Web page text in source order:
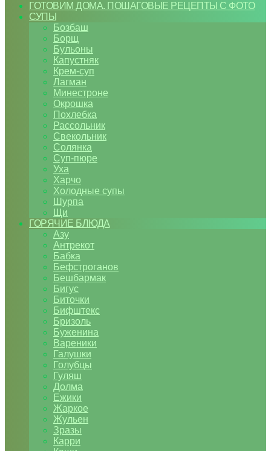
ГОТОВИМ ДОМА. ПОШАГОВЫЕ РЕЦЕПТЫ С ФОТО
СУПЫ
Бозбаш
Борщ
Бульоны
Капустняк
Крем-суп
Лагман
Минестроне
Окрошка
Похлебка
Рассольник
Свекольник
Солянка
Суп-пюре
Уха
Харчо
Холодные супы
Шурпа
Щи
ГОРЯЧИЕ БЛЮДА
Азу
Антрекот
Бабка
Бефстроганов
Бешбармак
Бигус
Биточки
Бифштекс
Бризоль
Буженина
Вареники
Галушки
Голубцы
Гуляш
Долма
Ежики
Жаркое
Жульен
Зразы
Карри